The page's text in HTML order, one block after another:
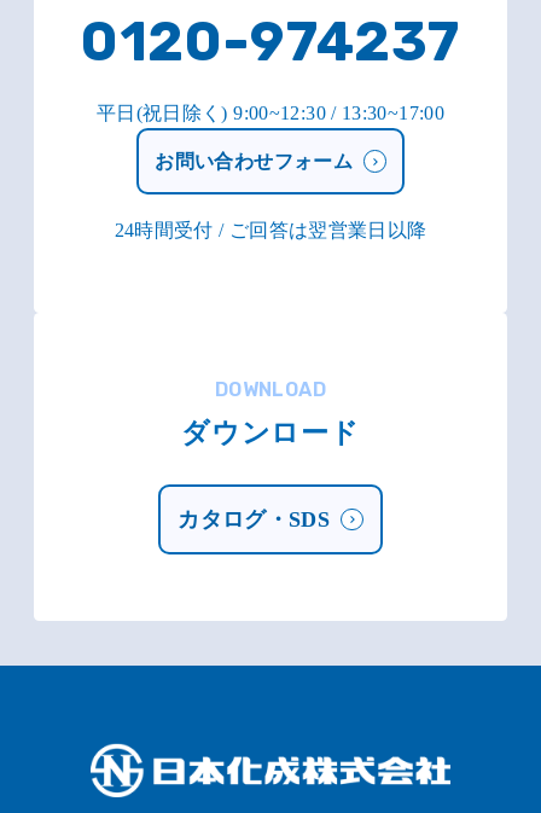
0120-974237
平日(祝日除く) 9:00~12:30 / 13:30~17:00
お問い合わせフォーム
24時間受付 / ご回答は翌営業日以降
DOWNLOAD
ダウンロード
カタログ・SDS